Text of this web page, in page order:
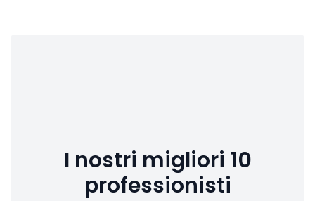
I nostri migliori 10
professionisti